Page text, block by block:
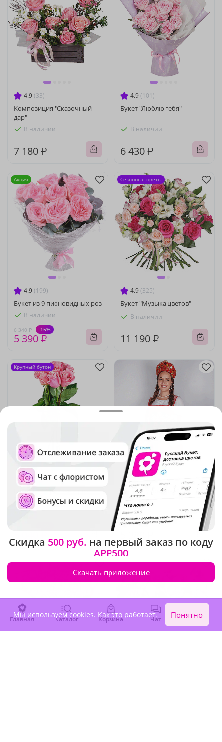
4.9 (33)
Композиция "Сказочный
дар"
В наличии
7 180 ₽
4.9 (101)
Букет "Люблю тебя"
В наличии
6 430 ₽
4.9 (199)
Букет из 9 пионовидных роз
В наличии
6 340 ₽ -15%
5 390 ₽
Акция
4.9 (325)
Букет "Музыка цветов"
В наличии
11 190 ₽
Сезонные цветы
4.9 (834)
Букет из 11 розовых роз
Премиум Эквадор
В наличии
Крупный бутон
4.8(1405)
Букет "Лукоморье"
В наличии
5 380 ₽
Главная Каталог Корзина Чат Войти
Скидка 500 руб. на первый заказ по коду
APP500
Скачать приложение
Мы используем cookies. Как это работает. Понятно